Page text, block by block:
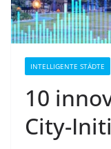
INTELLIGENTE STÄDTE
10
City-